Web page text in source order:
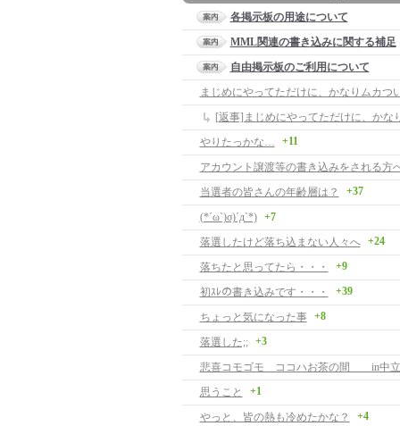
各掲示板の用途について
MML関連の書き込みに関する補足
自由掲示板のご利用について
まじめにやってただけに、かなりムカつ
[返事]まじめにやってただけに、かな
やりたっかな…
+11
アカウント譲渡等の書き込みをされる方
当選者の皆さんの年齢層は？
+37
(*´ω`)σ)´д`*)
+7
落選したけど落ち込まない人々へ
+24
落ちたと思ってたら・・・ +9
初ｽﾚの書き込みです・・・ +39
ちょっと気になった事 +8
落選した;; +3
悲喜コモゴモ ココハお茶の間 in中立
思うこと
+1
やっと、皆の熱も冷めたかな？ +4